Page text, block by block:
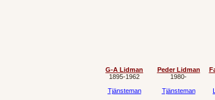
G-A Lidman
1895‐1962
Tjänsteman
Peder Lidman
1980‐
Tjänsteman